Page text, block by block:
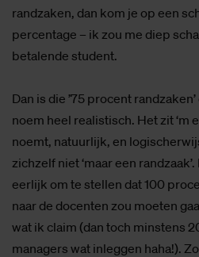
randzaken, dan kom je op een
percentage – ik zou me diep
betalende student.
Dan is die ’75 procent
noem heel realistisch. Het zit ‘m
noemt, natuurlijk, en
zichzelf niet ‘maar een
eerlijk om te stellen dat 100
naar de docenten zou moeten
wat ik claim (dan toch minstens
managers wat inleggen haha!).